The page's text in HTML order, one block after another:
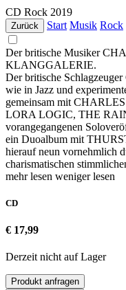
CD Rock 2019
Zurück Start Musik Rock
Der britische Musiker
KLANGGALERIE.
Der britische
wie in Jazz und
gemeinsam mit
LORA LOGIC, THE
vorangegangenen
ein Duoalbum mit
hierauf neun vornehmlich
charismatischen
mehr lesen weniger lesen
CD
€ 17,99
Derzeit nicht auf Lager
Produkt anfragen